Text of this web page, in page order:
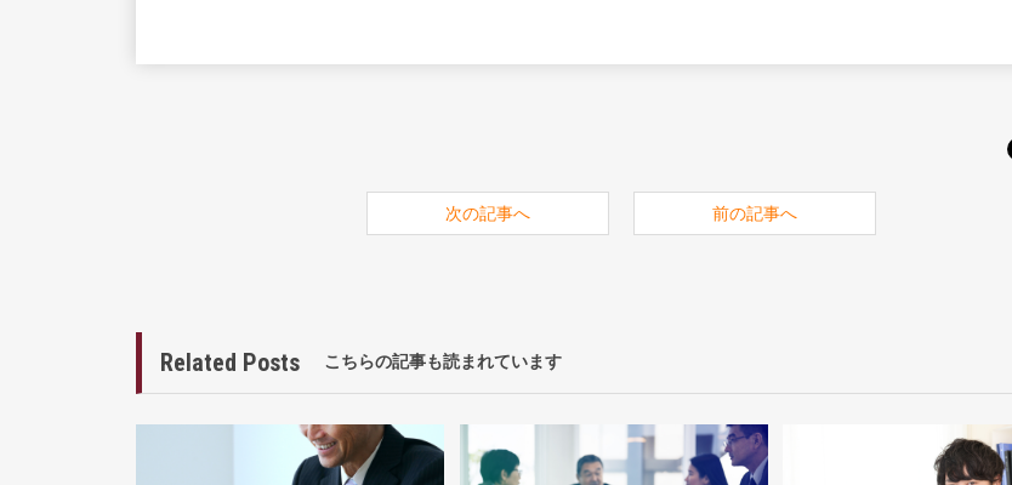
次の記事へ 前の記事へ
Related Posts こちらの記事も読まれています